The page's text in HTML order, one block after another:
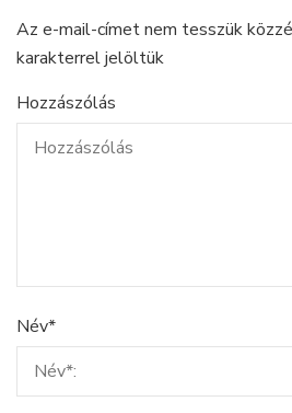
Az e-mail-címet nem tesszük
karakterrel jelöltük
Hozzászólás
Név*